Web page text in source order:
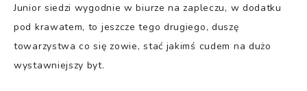
Junior siedzi wygodnie w biurze na zapleczu, w dodatku
pod krawatem, to jeszcze tego drugiego, duszę
towarzystwa co się zowie, stać jakimś cudem na dużo
wystawniejszy byt.